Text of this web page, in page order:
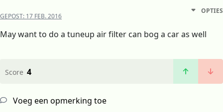
GEPOST: 17 FEB. 2016
OPTIES
May want to do a tuneup air filter can bog a car as well
Score 4
Voeg een opmerking toe